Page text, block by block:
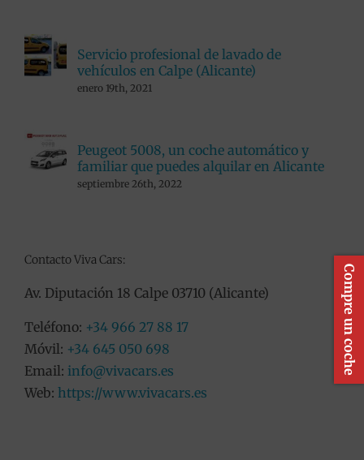
Servicio profesional de lavado de
vehículos en Calpe (Alicante)
enero 19th, 2021
Peugeot 5008, un coche automático y
familiar que puedes alquilar en Alicante
septiembre 26th, 2022
Contacto Viva Cars:
Av. Diputación 18 Calpe 03710 (Alicante)
Teléfono: +34 966 27 88 17
Móvil: +34 645 050 698
Email: info@vivacars.es
Web: https://www.vivacars.es
Compre un coche